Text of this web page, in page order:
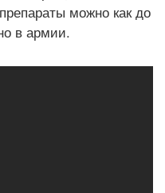
можно как до
в армии.